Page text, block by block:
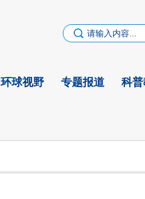
环球视野 专题报道 科